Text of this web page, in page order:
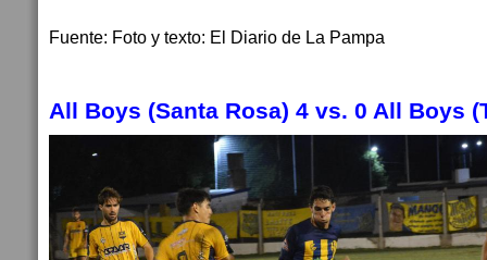
Fuente: Foto y texto: El Diario de La Pampa
All Boys (Santa Rosa) 4 vs. 0 All Boys